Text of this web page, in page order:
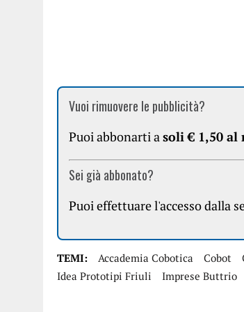
Vuoi rimuovere le pubblicità?
Puoi abbonarti asoli € 1,50 al
Sei già abbonato?
Puoi effettuare l'accesso dalla
TEMI: Accademia Cobotica Cobot
Idea Prototipi Friuli
Imprese Buttrio